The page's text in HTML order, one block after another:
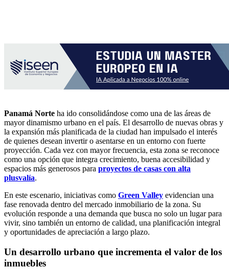
Panamá Norte ha ido consolidándose como una de las áreas de
mayor dinamismo urbano en el país. El desarrollo de nuevas obras y
la expansión más planificada de la ciudad han impulsado el interés
de quienes desean invertir o asentarse en un entorno con fuerte
proyección. Cada vez con mayor frecuencia, esta zona se reconoce
como una opción que integra crecimiento, buena accesibilidad y
espacios más generosos para proyectos de casas con alta
plusvalía.
En este escenario, iniciativas como Green Valley evidencian una
fase renovada dentro del mercado inmobiliario de la zona. Su
evolución responde a una demanda que busca no solo un lugar para
vivir, sino también un entorno de calidad, una planificación integral
y oportunidades de apreciación a largo plazo.
Un desarrollo urbano que incrementa el valor de los
inmuebles